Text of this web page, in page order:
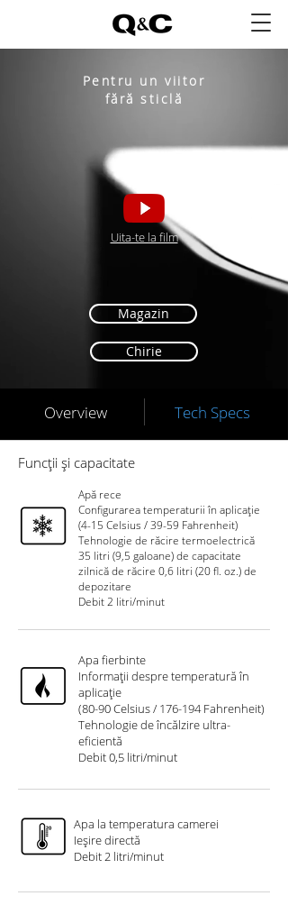
Pentru un viitor
fără sticlă
Uita-te la film
Magazin
Chirie
Overview Tech Specs
Funcții și capacitate
Apă rece
Configurarea temperaturii în aplicație
(4-15 Celsius / 39-59 Fahrenheit)
Tehnologie de răcire termoelectrică
35 litri (9,5 galoane) de capacitate
zilnică de răcire 0,6 litri (20 fl. oz.) de
depozitare
Debit 2 litri/minut
Apa fierbinte
Informații despre temperatură în
aplicație
(80-90 Celsius / 176-194 Fahrenheit)
Tehnologie de încălzire ultra-
eficientă
Debit 0,5 litri/minut
Apa la temperatura camerei
Ieșire directă
Debit 2 litri/minut